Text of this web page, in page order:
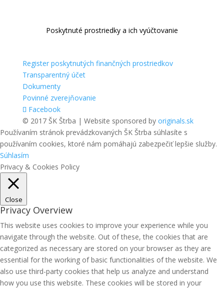
Poskytnuté prostriedky a ich vyúčtovanie
Register poskytnutých finančných prostriedkov
Transparentný účet
Dokumenty
Povinné zverejňovanie
Facebook
© 2017 ŠK Štrba | Website sponsored by originals.sk
Používaním stránok prevádzkovaných ŠK Štrba súhlasíte s
používaním cookies, ktoré nám pomáhajú zabezpečiť lepšie služby.
Súhlasím
Privacy & Cookies Policy
Close
Privacy Overview
This website uses cookies to improve your experience while you
navigate through the website. Out of these, the cookies that are
categorized as necessary are stored on your browser as they are
essential for the working of basic functionalities of the website. We
also use third-party cookies that help us analyze and understand
how you use this website. These cookies will be stored in your